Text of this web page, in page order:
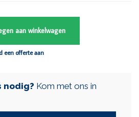
aan winkelwagen
een offerte aan
nodig? Kom met ons in